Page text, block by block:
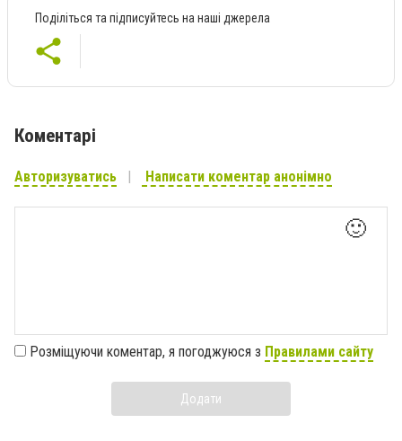
Поділіться та підписуйтесь на наші джерела
Коментарі
Авторизуватись Написати коментар анонімно
🙂
Розміщуючи коментар, я погоджуюся з Правилами сайту
Додати